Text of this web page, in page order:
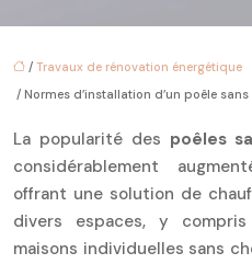
/ Travaux de rénovation énergétique
/ Normes d’installation d’un poêle
La popularité des poêles
considérablement
offrant une solution de
divers espaces, y
maisons individuelles sans